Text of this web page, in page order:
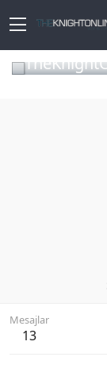
Mesajlar
13